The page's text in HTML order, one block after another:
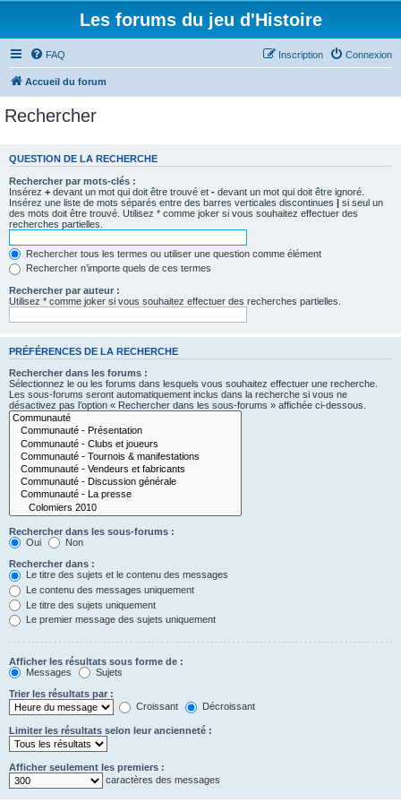
Les forums du jeu d'Histoire
FAQ Connexion
Inscription
Accueil du forum
Rechercher
QUESTION DE LA RECHERCHE
Rechercher par mots-clés :
Insérez + devant un mot qui doit être trouvé et - devant un mot qui doit être ignoré.
Insérez une liste de mots séparés entre des barres verticales discontinues | si seul un
des mots doit être trouvé. Utilisez * comme joker si vous souhaitez effectuer des
recherches partielles.
Rechercher tous les termes ou utiliser une question comme élément
Rechercher n’importe quels de ces termes
Rechercher par auteur :
Utilisez * comme joker si vous souhaitez effectuer des recherches partielles.
PRÉFÉRENCES DE LA RECHERCHE
Rechercher dans les forums :
Sélectionnez le ou les forums dans lesquels vous souhaitez effectuer une recherche.
Les sous-forums seront automatiquement inclus dans la recherche si vous ne
désactivez pas l’option « Rechercher dans les sous-forums » affichée ci-dessous.
Rechercher dans les sous-forums :
Oui
Non
Rechercher dans :
Le titre des sujets et le contenu des messages
Le contenu des messages uniquement
Le titre des sujets uniquement
Le premier message des sujets uniquement
Afficher les résultats sous forme de :
Messages
Sujets
Trier les résultats par :
Croissant
Décroissant
Limiter les résultats selon leur ancienneté :
Afficher seulement les premiers :
caractères des messages